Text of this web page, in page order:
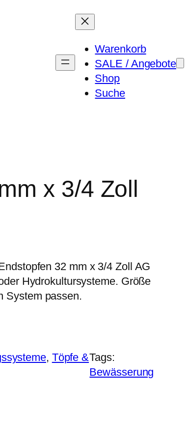
Warenkorb
SALE / Angebote
Shop
Suche
x 3/4 Zoll
32 mm x 3/4 Zoll AG
Hydrokultursysteme. Größe
System passen.
, Töpfe &Tags:
Bewässerung